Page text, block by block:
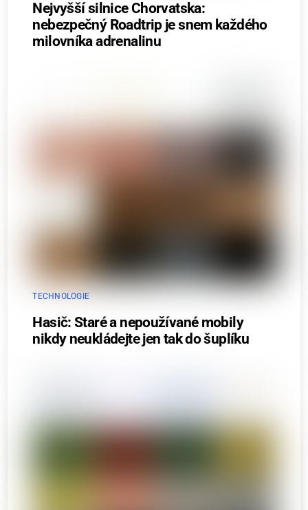
Nejvyšší silnice Chorvatska:
nebezpečný Roadtrip je snem každého
milovníka adrenalinu
TECHNOLOGIE
Hasič: Staré a nepoužívané mobily
nikdy neukládejte jen tak do šuplíku